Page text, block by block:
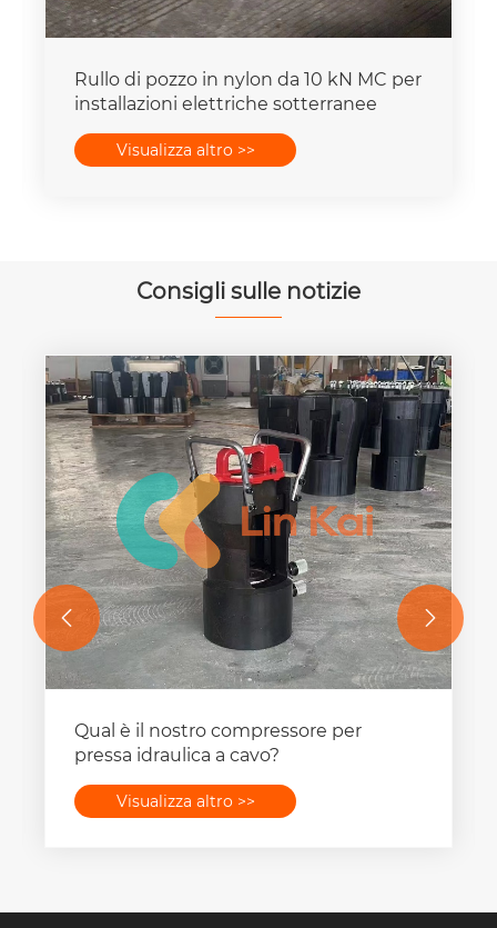
Rullo di pozzo in nylon da 10 kN MC per
installazioni elettriche sotterranee
Visualizza altro >>
Consigli sulle notizie
Qual è il nostro compressore per
pressa idraulica a cavo?
Visualizza altro >>
 